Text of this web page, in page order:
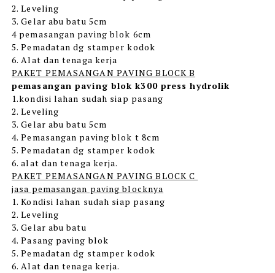
2. Leveling
3. Gelar abu batu 5cm
4 pemasangan paving blok 6cm
5. Pemadatan dg stamper kodok
6. Alat dan tenaga kerja
PAKET PEMASANGAN PAVING BLOCK B
pemasangan paving blok k300 press hydrolik
1.kondisi lahan sudah siap pasang
2. Leveling
3. Gelar abu batu 5cm
4. Pemasangan paving blok t 8cm
5. Pemadatan dg stamper kodok
6. alat dan tenaga kerja.
PAKET PEMASANGAN PAVING BLOCK C
jasa pemasangan paving blocknya
1. Kondisi lahan sudah siap pasang
2. Leveling
3. Gelar abu batu
4. Pasang paving blok
5. Pemadatan dg stamper kodok
6. Alat dan tenaga kerja.